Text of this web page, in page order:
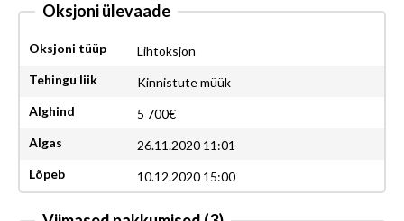
Oksjoni ülevaade
Oksjoni tüüp
Lihtoksjon
Tehingu liik
Kinnistute müük
Alghind
5 700€
Algas
26.11.2020 11:01
Lõpeb
10.12.2020 15:00